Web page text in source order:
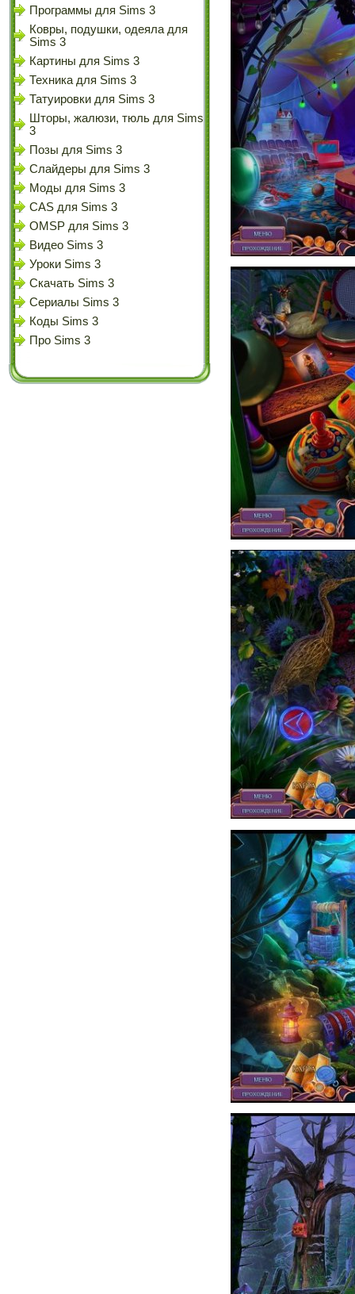
Программы для Sims 3
Ковры, подушки, одеяла для
Sims 3
Картины для Sims 3
Техника для Sims 3
Татуировки для Sims 3
Шторы, жалюзи, тюль для Sims
3
Позы для Sims 3
Слайдеры для Sims 3
Моды для Sims 3
CAS для Sims 3
OMSP для Sims 3
Видео Sims 3
Уроки Sims 3
Скачать Sims 3
Сериалы Sims 3
Коды Sims 3
Про Sims 3